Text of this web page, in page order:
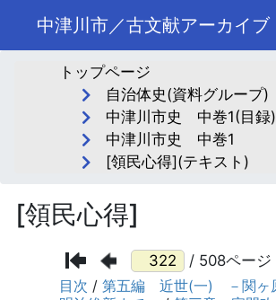
中津川市／古文献アーカイブ
トップページ
自治体史(資料グループ)
中津川市史 中巻1(目録)
中津川市史 中巻1
[領民心得](テキスト)
[領民心得]
/ 508ページ